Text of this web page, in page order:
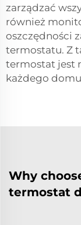
zarządzać
również
oszczędności
termostatu. Z
termostat jest
każdego
Why
termostat